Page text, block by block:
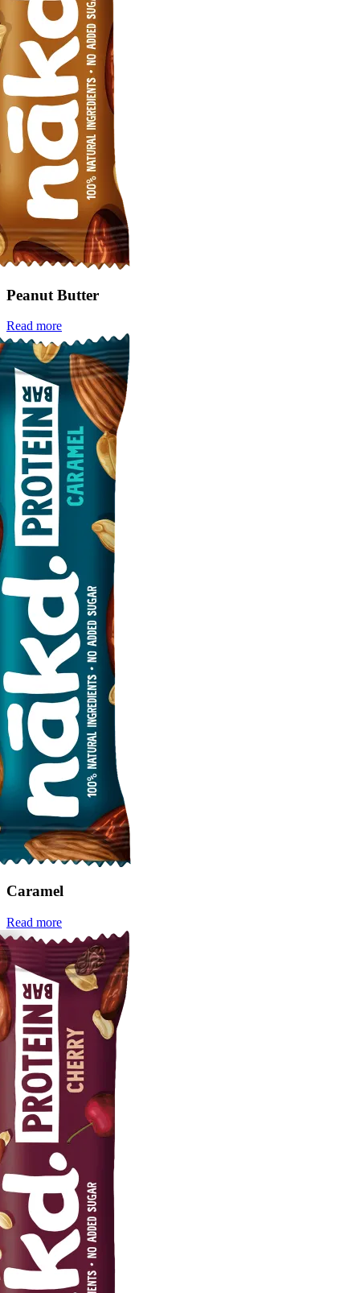
Peanut Butter
Read more
Caramel
Read more